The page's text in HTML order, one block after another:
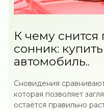
К чему
сонник:
автомобиль..
Сновидения
которая позволяет
остаётся правильно